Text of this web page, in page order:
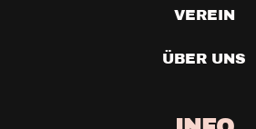
VEREIN
ÜBER UNS